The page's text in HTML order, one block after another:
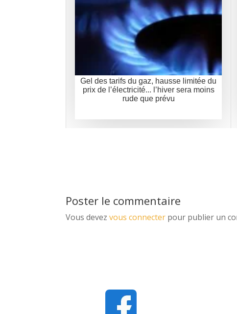
Gel des tarifs du gaz, hausse limitée du
prix de l’électricité... l’hiver sera moins
rude que prévu
Poster le commentaire
Vous devezvous connecter pour publier un